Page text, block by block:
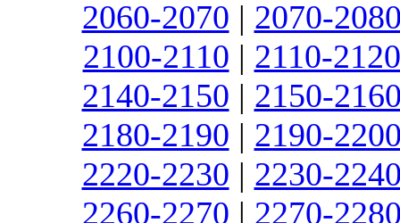
2060-2070 | 2070-
2100-2110 | 2110-2120
2140-2150 | 2150-
2180-2190 | 2190-
2220-2230 | 2230-
2260-2270 | 2270-